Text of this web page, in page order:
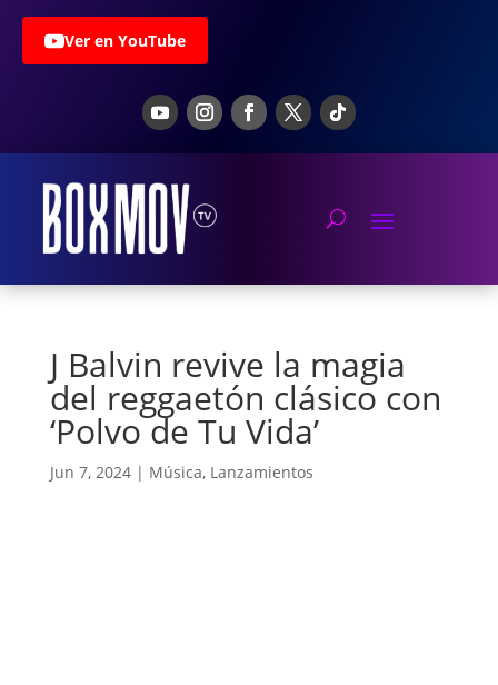
Ver en YouTube
J Balvin revive la magia
del reggaetón clásico con
‘Polvo de Tu Vida’
Jun 7, 2024| Música, Lanzamientos